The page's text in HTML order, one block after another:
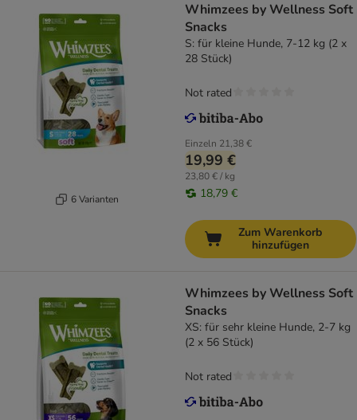
6 Varianten
Whimzees by Wellness Soft
Snacks
S: für kleine Hunde, 7-12 kg (2 x
28 Stück)
Einzeln 21,38 €
19,99 €
23,80 € / kg
18,79 €
Not rated
Zum Warenkorb
hinzufügen
Whimzees by Wellness Soft
Snacks
XS: für sehr kleine Hunde, 2-7 kg
(2 x 56 Stück)
Not rated